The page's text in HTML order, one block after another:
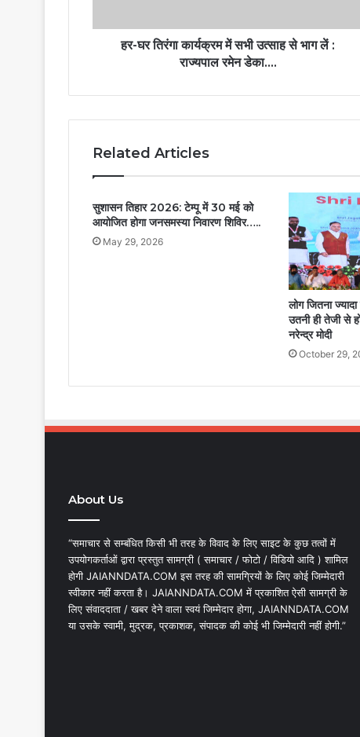
हर-घर तिरंगा कार्यक्रम में सभी उत्साह से भाग लें :
राज्यपाल रमेन डेका….
Related Articles
सुशासन तिहार 2026: टेम्पू में 30 मई को
आयोजित होगा जनसमस्या निवारण शिविर…..
May 29, 2026
लोग जितना
उतनी ही तेजी से
नरेन्द्र मोदी
October 29,
About Us
“समाचार से सम्बंधित किसी भी तरह के विवाद के लिए साइट के कुछ तत्वों में
उपयोगकर्ताओं द्वारा प्रस्तुत सामग्री ( समाचार / फोटो / विडियो आदि ) शामिल
होगी JAIANNDATA.COM इस तरह की सामग्रियों के लिए कोई जिम्मेदारी
स्वीकार नहीं करता है। JAIANNDATA.COM में प्रकाशित ऐसी सामग्री के
लिए संवाददाता / खबर देने वाला स्वयं जिम्मेदार होगा, JAIANNDATA.COM
या उसके स्वामी, मुद्रक, प्रकाशक, संपादक की कोई भी जिम्मेदारी नहीं होगी.”